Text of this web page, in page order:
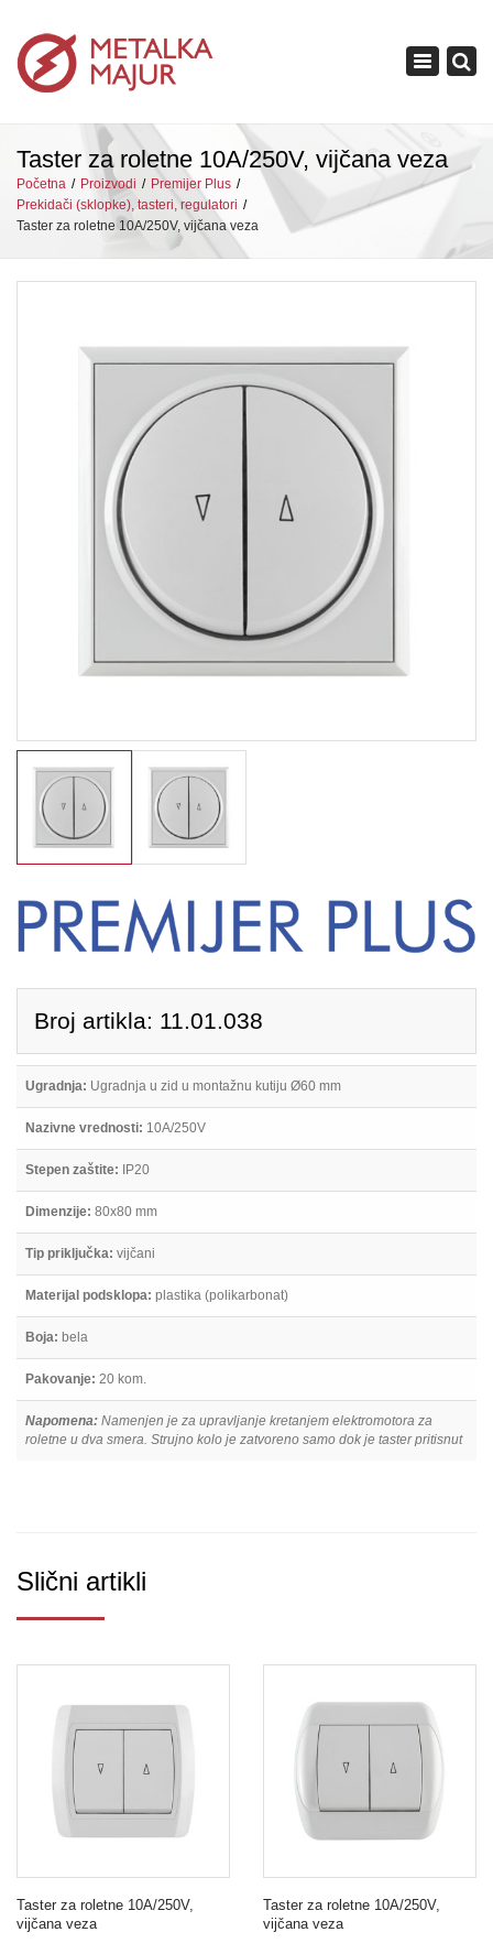
Toggle
Taster za roletne 10A/250V, vijčana veza
Početna Proizvodi
Premijer Plus
Prekidači (sklopke), tasteri, regulatori
Taster za roletne 10A/250V, vijčana veza
Broj artikla: 11.01.038
Ugradnja: Ugradnja u zid u montažnu kutiju Ø60 mm
Nazivne vrednosti: 10A/250V
Stepen zaštite: IP20
Dimenzije: 80x80 mm
Tip priključka: vijčani
Materijal podsklopa: plastika (polikarbonat)
Boja: bela
Pakovanje: 20 kom.
Napomena: Namenjen je za upravljanje kretanjem elektromotora za
roletne u dva smera. Strujno kolo je zatvoreno samo dok je taster pritisnut
Slični artikli
Taster za roletne 10A/250V,
vijčana veza
Taster za roletne 10A/250V,
vijčana veza